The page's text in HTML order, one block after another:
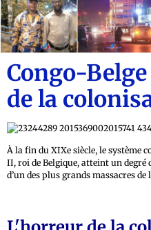
Congo-
de la
À la fin du XIXe siècle, le système
II, roi de Belgique, atteint un degré
d’un des plus grands massacres de